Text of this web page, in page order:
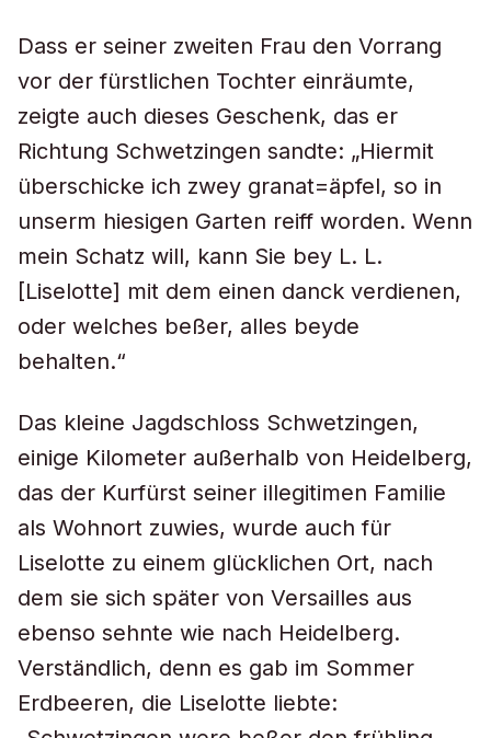
Dass er seiner zweiten Frau den Vorrang
vor der fürstlichen Tochter einräumte,
zeigte auch dieses Geschenk, das er
Richtung Schwetzingen sandte: „Hiermit
überschicke ich zwey granat=äpfel, so in
unserm hiesigen Garten reiff worden. Wenn
mein Schatz will, kann Sie bey L. L.
[Liselotte] mit dem einen danck verdienen,
oder welches beßer, alles beyde
behalten.“
Das kleine Jagdschloss Schwetzingen,
einige Kilometer außerhalb von Heidelberg,
das der Kurfürst seiner illegitimen Familie
als Wohnort zuwies, wurde auch für
Liselotte zu einem glücklichen Ort, nach
dem sie sich später von Versailles aus
ebenso sehnte wie nach Heidelberg.
Verständlich, denn es gab im Sommer
Erdbeeren, die Liselotte liebte: